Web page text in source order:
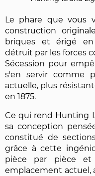
Le phare que vous
construction
briques et érigé en
détruit par les forces
Sécession pour
s'en servir comme
actuelle, plus
en 1875.
Ce qui rend Hunting
sa conception
constitué de
grâce à cette
pièce par pièce et
emplacement actuel,